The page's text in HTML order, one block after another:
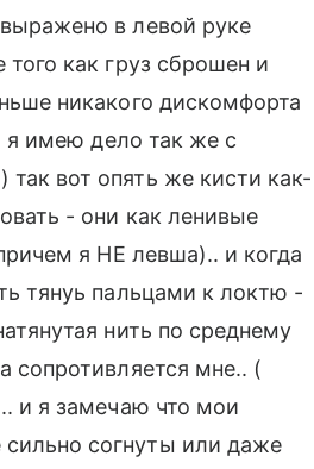
в левой руке
как груз сброшен и
никакого дискомфорта
я имею дело так же с
вот опять же кисти как-
- они как ленивые
я НЕ левша).. и когда
тянуь пальцами к локтю -
нить по среднему
сопротивляется мне.. (
и я замечаю что мои
согнуты или даже